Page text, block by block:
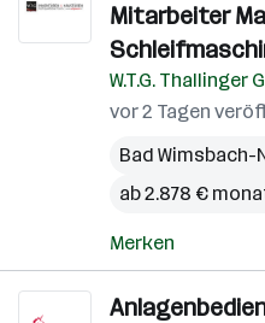
Mitarbeiter
W.T.G. Thallinger
vor 2 Tagen
Bad
ab 2.878 €
Merken